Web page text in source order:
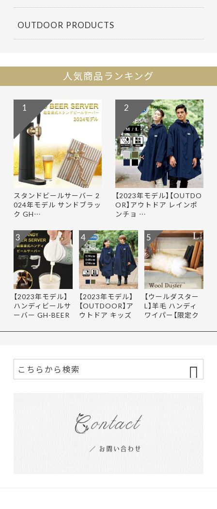
OUTDOOR PRODUCTS
人気商品ランキング
スタンドビールサーバー 2
024年モデル サンドブラッ
ク GH…
1
【2023年モデル】【OUTDO
OR】アウトドア レインポ
ンチョ …
2
【2023年モデル】
ハンディビールサ
ーバー GH-BEER
3
【2023年モデル】
【OUTDOOR】ア
ウトドア キッズ
4
【ウールダスター
L】羊毛 ハンディ
ワイパー【限定ク
5